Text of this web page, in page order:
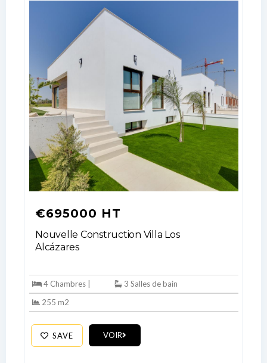
€695000 HT
Nouvelle Construction Villa Los
Alcázares
4 Chambres |
3 Salles de bain
255 m2
SAVE VOIR
Log In
Username